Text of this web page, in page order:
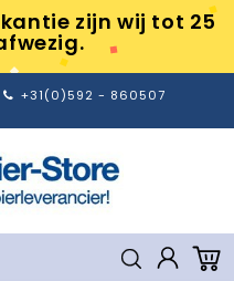
zijn wij tot 25
+31(0)592 - 860507